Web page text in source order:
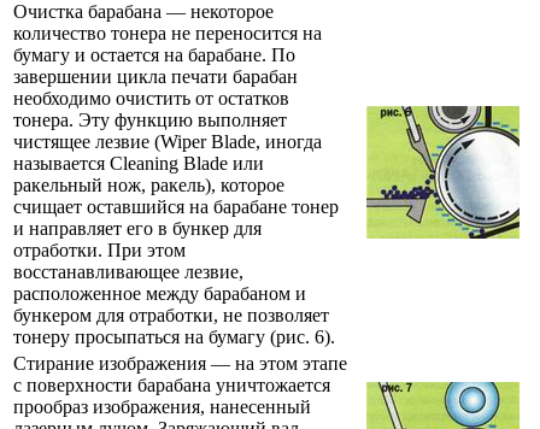
Очистка барабана — некоторое
количество тонера не переносится на
бумагу и остается на барабане. По
завершении цикла печати барабан
необходимо очистить от остатков
тонера. Эту функцию выполняет
чистящее лезвие (Wiper Blade, иногда
называется Cleaning Blade или
ракельный нож, ракель), которое
счищает оставшийся на барабане тонер
и направляет его в бункер для
отработки. При этом
восстанавливающее лезвие,
расположенное между барабаном и
бункером для отработки, не позволяет
тонеру просыпаться на бумагу (рис. 6).
Стирание изображения — на этом этапе
с поверхности барабана уничтожается
прообраз изображения, нанесенный